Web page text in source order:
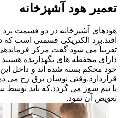
تعمیر هود آشپزخانه
هودهای آشپزخانه در دو قسمت برد
افتد.برد الکتریکی قسمتی است که
تقریباً می شود گفت مرکز
دارای محفظه های نگهدارنده
خود محکم بسته شده اند و داخل
قراردارد.وقتی نوسان برق رخ می
یا نیم سوز می گردد.که باید
تعویض آن نمود.